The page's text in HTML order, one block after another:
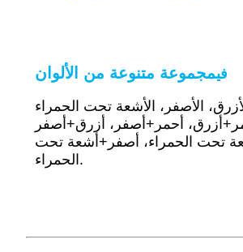
فيمجموعة متنوعة من الألوان
تحت الحمراء، أصفر+أشعة تحت
الحمراء.